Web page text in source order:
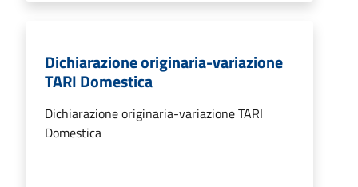
Dichiarazione originaria-variazione
TARI Domestica
Dichiarazione originaria-variazione TARI
Domestica